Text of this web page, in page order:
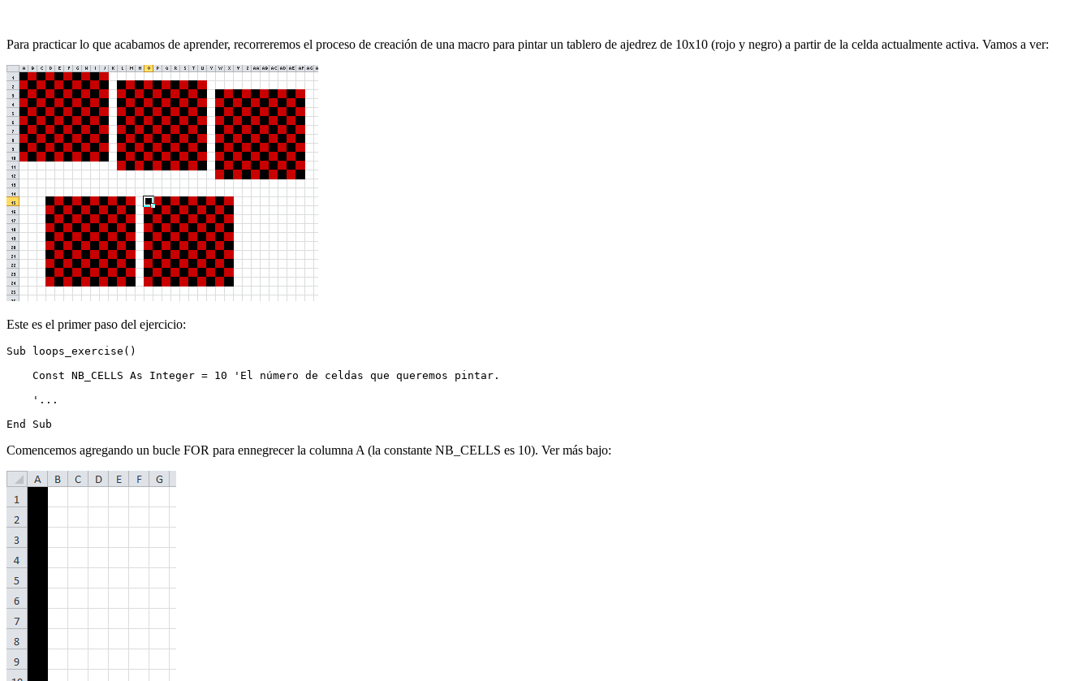
Para practicar lo que acabamos de aprender, recorreremos el proceso de creación de una macro para pintar un tablero de ajedrez de 10x10 (rojo y negro) a partir de la celda actualmente activa. Vamos a ver:
Este es el primer paso del ejercicio:
Sub loops_exercise()
    Const NB_CELLS As Integer = 10 'El número de celdas que queremos pintar.
    '...
Comencemos agregando un bucle FOR para ennegrecer la columna A (la constante NB_CELLS es 10). Ver más bajo: